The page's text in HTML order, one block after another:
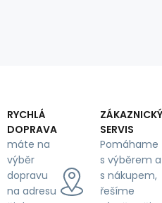
RYCHLÁ
DOPRAVA
máte na
výběr
dopravu
na adresu
ZÁKAZNICKÝ
SERVIS
Pomáhame
s výběrem a
s nákupem,
řešíme